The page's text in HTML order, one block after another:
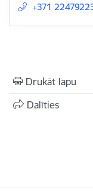
+371
Drukāt lapu
Dalīties